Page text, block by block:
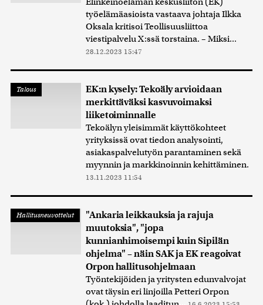
työelämäasioista vastaava johtaja Ilkka
Oksala kritisoi Teollisuusliittoa
viestipalvelu X:ssä torstaina. – Miksi...
28.12.2023 15:47
Talous
EK:n kysely: Tekoäly arvioidaan
merkittäväksi kasvuvoimaksi
liiketoiminnalle
Tekoälyn yleisimmät käyttökohteet
yrityksissä ovat tiedon analysointi,
asiakaspalvelutyön parantaminen sekä
myynnin ja markkinoinnin kehittäminen.
13.11.2023 11:54
Hallitusneuvottelut
"Ankaria leikkauksia ja rajuja
muutoksia", "jopa
kunnianhimoisempi kuin Sipilän
ohjelma" – näin SAK ja EK reagoivat
Orpon hallitusohjelmaan
Työntekijöiden ja yritysten edunvalvojat
ovat täysin eri linjoilla Petteri Orpon